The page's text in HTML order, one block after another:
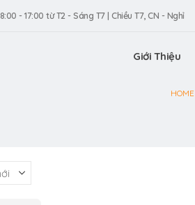
8:00 - 17:00 từ T2 - Sáng T7 | Chiều T7, CN - Nghỉ
Giới Thiệu
HOME